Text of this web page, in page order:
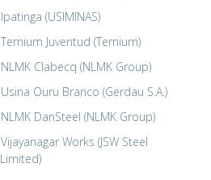
Ipatinga (USIMINAS)
Ternium Juventud (Ternium)
NLMK Clabecq (NLMK Group)
Usina Ouru Branco (Gerdau S.A.)
NLMK DanSteel (NLMK Group)
Vijayanagar Works (JSW Steel
Limited)